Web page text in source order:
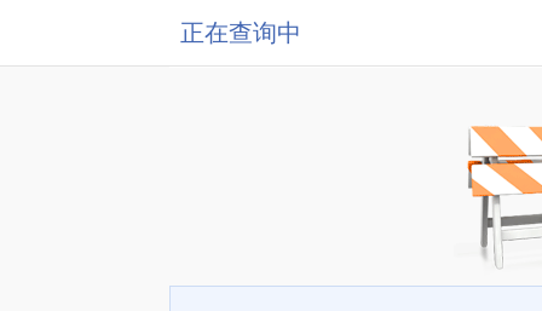
正在查询中